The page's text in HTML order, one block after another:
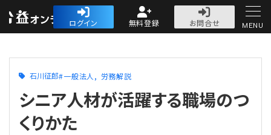
公益・一般法人オ
ログイン 無料登録
お問合せ
MENU
石川征郎 一般法人 労務解説
シニア人材が活躍する職場のつ
くりかた